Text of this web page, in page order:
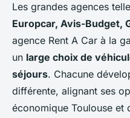
Les grandes agences
Europcar, Avis-Budget,
agence Rent A Car à la
un large choix de
séjours. Chacune
différente, alignant ses
économique Toulouse et